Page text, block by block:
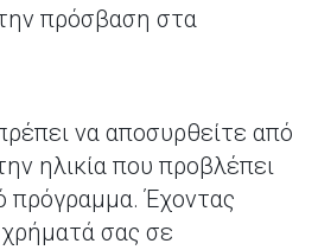
την πρόσβαση στα
να αποσυρθείτε από
ηλικία που προβλέπει
πρόγραμμα. Έχοντας
σας σε